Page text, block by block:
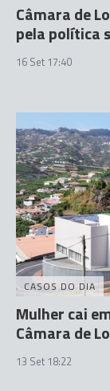
Câmara de
pela política
16 Set 17:40
CASOS DO DIA
Mulher cai
Câmara de
13 Set 18:22